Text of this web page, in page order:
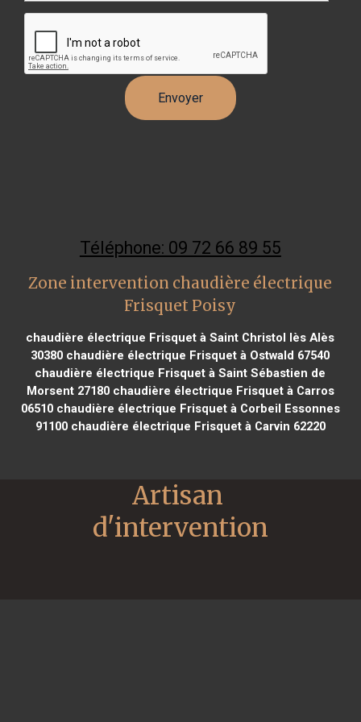
Téléphone: 09 72 66 89 55
Zone intervention chaudière électrique
Frisquet Poisy
chaudière électrique Frisquet à Saint Christol lès Alès
30380 chaudière électrique Frisquet à Ostwald 67540
chaudière électrique Frisquet à Saint Sébastien de
Morsent 27180chaudière électrique Frisquet à Carros
06510chaudière électrique Frisquet à Corbeil Essonnes
91100chaudière électrique Frisquet à Carvin 62220
Artisan
d'intervention